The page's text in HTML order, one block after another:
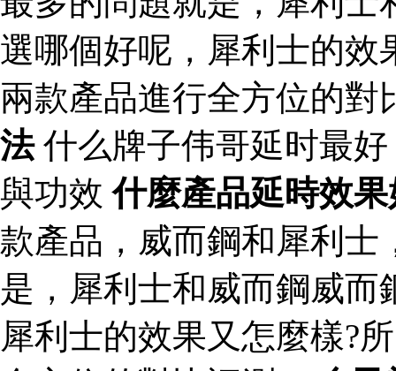
選哪個好呢，犀利士的效
兩款產品進行全方位的
法什么牌子伟哥延时最好
與功效什麼產品延時效果
款產品，威而鋼和犀利士
是，犀利士和威而鋼威
犀利士的效果又怎麼樣?